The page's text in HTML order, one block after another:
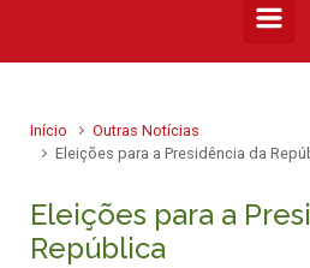
Início
Outras Notícias
Eleições para a Presidência da
Eleições para a
República